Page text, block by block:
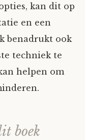
kan dit op
en een
benadrukt ook
techniek te
helpen om
boek